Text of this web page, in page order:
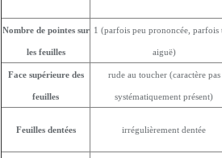
Nombre de pointes sur
les feuilles
1 (parfois peu prononcée, parfois
aiguë)
Face supérieure des
feuilles
rude au toucher (caractère pas
systématiquement présent)
Feuilles dentées irrégulièrement dentée